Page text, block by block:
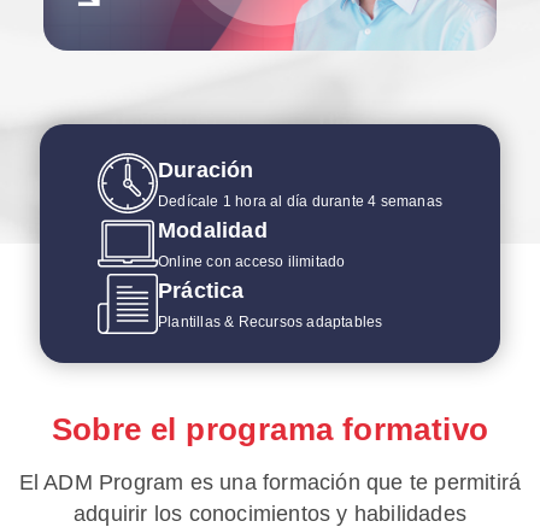
Duración
Dedícale 1 hora al día durante 4 semanas
Modalidad
Online con acceso ilimitado
Práctica
Plantillas & Recursos adaptables
Sobre el programa formativo
El ADM Program es una formación que te permitirá
adquirir los conocimientos y habilidades